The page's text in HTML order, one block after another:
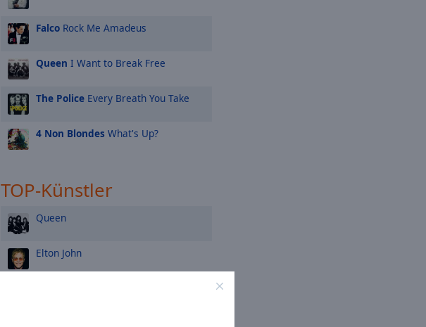
Falco Rock Me Amadeus
Queen I Want to Break Free
The Police Every Breath You Take
4 Non Blondes What's Up?
TOP-Künstler
Queen
Elton John